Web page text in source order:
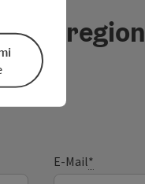
region
E-Mail*